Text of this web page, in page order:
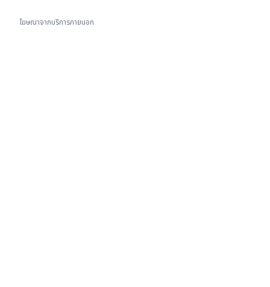
โฆษณาจากบริการภายนอก